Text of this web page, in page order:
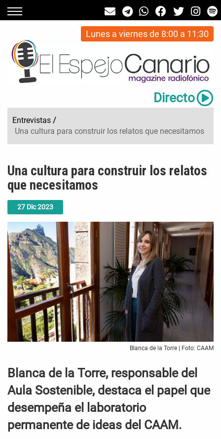
Lunes a viernes de 8:00 a 11:30
Directo
Entrevistas /
Una cultura para construir los relatos que necesitamos
27 Dic2023
Una cultura para construir los relatos
que necesitamos
Blanca de la Torre | Foto: CAAM
Blanca de la Torre, responsable del
Aula Sostenible, destaca el papel que
desempeña el laboratorio
permanente de ideas del CAAM.